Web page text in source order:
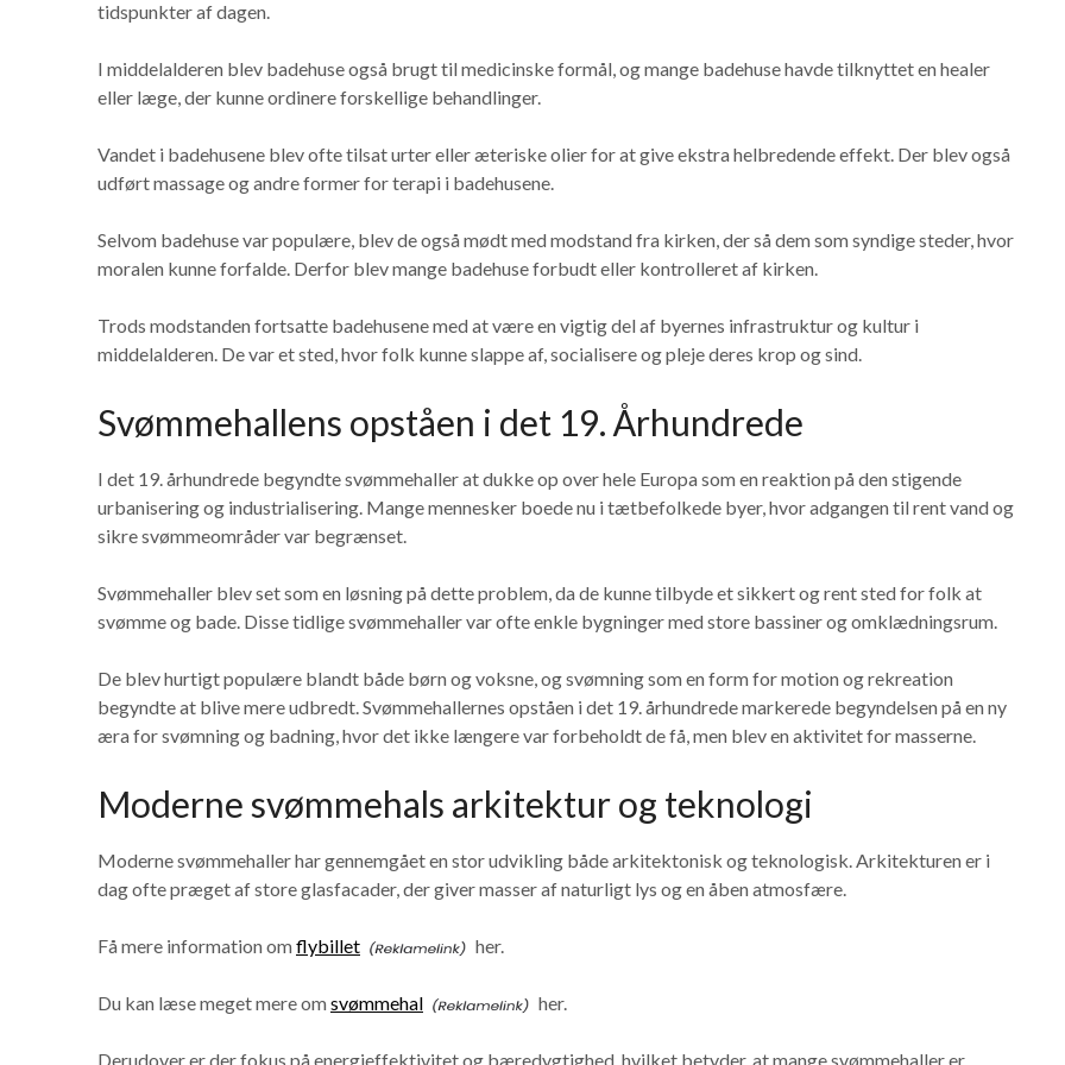
tidspunkter af dagen.
I middelalderen blev badehuse også brugt til medicinske formål, og mange badehuse havde tilknyttet en healer
eller læge, der kunne ordinere forskellige behandlinger.
Vandet i badehusene blev ofte tilsat urter eller æteriske olier for at give ekstra helbredende effekt. Der blev også
udført massage og andre former for terapi i badehusene.
Selvom badehuse var populære, blev de også mødt med modstand fra kirken, der så dem som syndige steder, hvor
moralen kunne forfalde. Derfor blev mange badehuse forbudt eller kontrolleret af kirken.
Trods modstanden fortsatte badehusene med at være en vigtig del af byernes infrastruktur og kultur i
middelalderen. De var et sted, hvor folk kunne slappe af, socialisere og pleje deres krop og sind.
Svømmehallens opståen i det 19. Århundrede
I det 19. århundrede begyndte svømmehaller at dukke op over hele Europa som en reaktion på den stigende
urbanisering og industrialisering. Mange mennesker boede nu i tætbefolkede byer, hvor adgangen til rent vand og
sikre svømmeområder var begrænset.
Svømmehaller blev set som en løsning på dette problem, da de kunne tilbyde et sikkert og rent sted for folk at
svømme og bade. Disse tidlige svømmehaller var ofte enkle bygninger med store bassiner og omklædningsrum.
De blev hurtigt populære blandt både børn og voksne, og svømning som en form for motion og rekreation
begyndte at blive mere udbredt. Svømmehallernes opståen i det 19. århundrede markerede begyndelsen på en ny
æra for svømning og badning, hvor det ikke længere var forbeholdt de få, men blev en aktivitet for masserne.
Moderne svømmehals arkitektur og teknologi
Moderne svømmehaller har gennemgået en stor udvikling både arkitektonisk og teknologisk. Arkitekturen er i
dag ofte præget af store glasfacader, der giver masser af naturligt lys og en åben atmosfære.
Få mere information omflybillet her.
Du kan læse meget mere omsvømmehal her.
Derudover er der fokus på energieffektivitet og bæredygtighed, hvilket betyder, at mange svømmehaller er